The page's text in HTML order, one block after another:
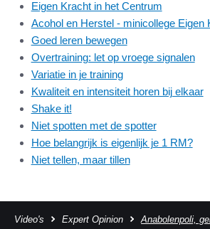
Eigen Kracht in het Centrum
Acohol en Herstel - minicollege Eigen
Goed leren bewegen
Overtraining: let op vroege signalen
Variatie in je training
Kwaliteit en intensiteit horen bij elkaar
Shake it!
Niet spotten met de spotter
Hoe belangrijk is eigenlijk je 1 RM?
Niet tellen, maar tillen
Video's Expert Opinion
Anabolenpoli,